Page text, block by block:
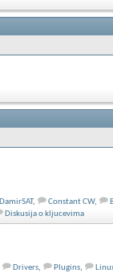
, Constant CW,
Diskusija o kljucevima
Drivers, Plugins,